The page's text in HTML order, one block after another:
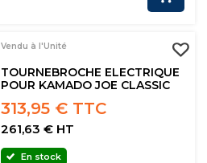
Vendu à l'Unité
TOURNEBROCHE ELECTRIQUE
POUR KAMADO JOE CLASSIC
313,95 € TTC
261,63 € HT
En stock